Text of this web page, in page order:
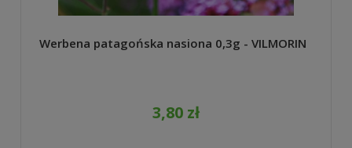
Werbena patagońska nasiona 0,3g - VILMORIN
3,80 zł